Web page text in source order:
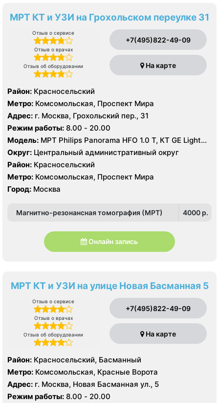
МРТ КТ и УЗИ на Грохольском переулке 31
Отзыв о сервисе
Отзыв о врачах
Отзыв об оборудовании
+7(495)822-49-09
На карте
Район: Красносельский
Метро: Комсомольская, Проспект Мира
Адрес: г. Москва, Грохольский пер., 31
Режим работы: 8.00 - 20.00
Модель: МРТ Philips Panorama HFO 1.0 Т, КТ GE Light
Speed 64 среза, УЗИ Philips iU22, GE Logiq 7, Siemens
Acuson S2000, GE Vivid E9
Округ: Центральный административный округ
Район: Красносельский
Метро: Комсомольская, Проспект Мира
Город: Москва
Магнитно-резонансная томография (МРТ) 4000 p.
Онлайн запись
МРТ КТ и УЗИ на улице Новая Басманная 5
Отзыв о сервисе
Отзыв о врачах
Отзыв об оборудовании
+7(495)822-49-09
На карте
Район: Красносельский, Басманный
Метро: Комсомольская, Красные Ворота
Адрес: г. Москва, Новая Басманная ул., 5
Режим работы: 8.00 - 20.00